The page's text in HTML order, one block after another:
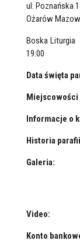
ul. Poznańska
Ożarów
Boska Liturgia
19:00
Data święta
Miejscowości
Informacje o
Historia
Galeria:
Video:
Konto